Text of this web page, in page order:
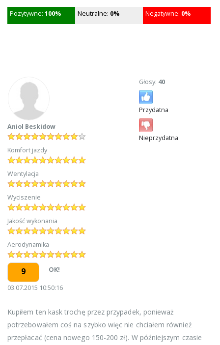
Pozytywne: 100% Neutralne: 0% Negatywne: 0%
Aniol Beskidow
Komfort jazdy
Wentylacja
Wyciszenie
Jakość wykonania
Aerodynamika
Głosy: 40
Przydatna
Nieprzydatna
9 OK!
03.07.2015 10:50:16
Kupiłem ten kask trochę przez przypadek, ponieważ
potrzebowałem coś na szybko więc nie chciałem również
przepłacać (cena nowego 150-200 zł). W późniejszym czasie